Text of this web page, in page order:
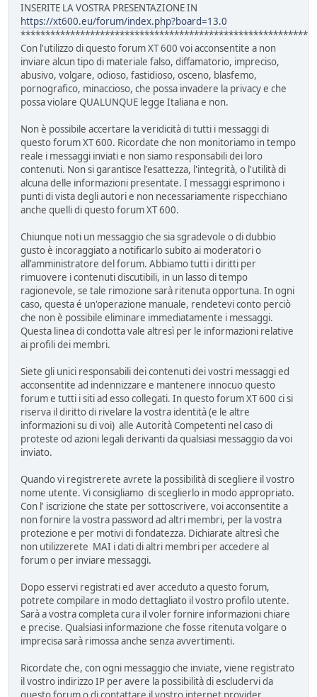
INSERITE LA VOSTRA PRESENTAZIONE IN
https://xt600.eu/forum/index.php?board=13.0
Con l'utilizzo di questo forum XT 600 voi acconsentite a non
inviare alcun tipo di materiale falso, diffamatorio, impreciso,
abusivo, volgare, odioso, fastidioso, osceno, blasfemo,
pornografico, minaccioso, che possa invadere la privacy e che
possa violare QUALUNQUE legge Italiana e non.
Non è possibile accertare la veridicità di tutti i messaggi di
questo forum XT 600. Ricordate che non monitoriamo in tempo
reale i messaggi inviati e non siamo responsabili dei loro
contenuti. Non si garantisce l'esattezza, l'integrità, o l'utilità di
alcuna delle informazioni presentate. I messaggi esprimono i
punti di vista degli autori e non necessariamente rispecchiano
anche quelli di questo forum XT 600.
Chiunque noti un messaggio che sia sgradevole o di dubbio
gusto è incoraggiato a notificarlo subito ai moderatori o
all'amministratore del forum. Abbiamo tutti i diritti per
rimuovere i contenuti discutibili, in un lasso di tempo
ragionevole, se tale rimozione sarà ritenuta opportuna. In ogni
caso, questa é un'operazione manuale, rendetevi conto perciò
che non è possibile eliminare immediatamente i messaggi.
Questa linea di condotta vale altresì per le informazioni relative
ai profili dei membri.
Siete gli unici responsabili dei contenuti dei vostri messaggi ed
acconsentite ad indennizzare e mantenere innocuo questo
forum e tutti i siti ad esso collegati. In questo forum XT 600 ci si
riserva il diritto di rivelare la vostra identità (e le altre
informazioni su di voi) alle Autorità Competenti nel caso di
proteste od azioni legali derivanti da qualsiasi messaggio da voi
inviato.
Quando vi registrerete avrete la possibilità di scegliere il vostro
nome utente. Vi consigliamo di sceglierlo in modo appropriato.
Con l' iscrizione che state per sottoscrivere, voi acconsentite a
non fornire la vostra password ad altri membri, per la vostra
protezione e per motivi di fondatezza. Dichiarate altresì che
non utilizzerete MAI i dati di altri membri per accedere al
forum o per inviare messaggi.
Dopo esservi registrati ed aver acceduto a questo forum,
potrete compilare in modo dettagliato il vostro profilo utente.
Sarà a vostra completa cura il voler fornire informazioni chiare
e precise. Qualsiasi informazione che fosse ritenuta volgare o
imprecisa sarà rimossa anche senza avvertimenti.
Ricordate che, con ogni messaggio che inviate, viene registrato
il vostro indirizzo IP per avere la possibilità di escludervi da